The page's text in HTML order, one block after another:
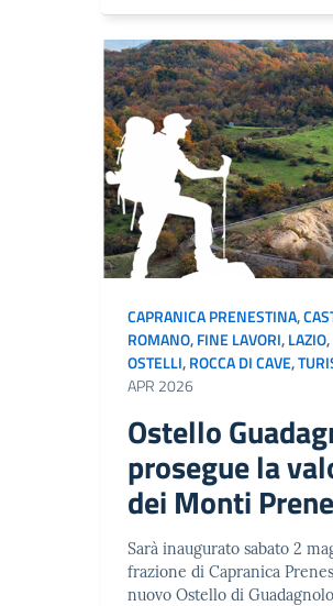
CAPRANICA PRENESTINA,
ROMANO,FINE LAVORI,LAZIO,
OSTELLI,ROCCA DI CAVE,
APR 2026
Ostello
prosegue la
dei Monti
Sarà inaugurato sabato 2
frazione di Capranica
nuovo Ostello di